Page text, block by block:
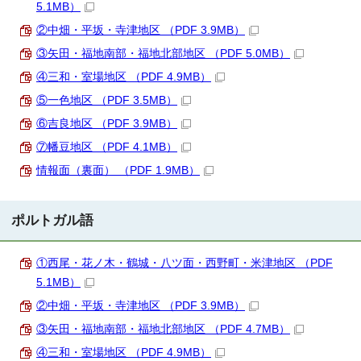
5.1MB）
②中畑・平坂・寺津地区 （PDF 3.9MB）
③矢田・福地南部・福地北部地区 （PDF 5.0MB）
④三和・室場地区 （PDF 4.9MB）
⑤一色地区 （PDF 3.5MB）
⑥吉良地区 （PDF 3.9MB）
⑦幡豆地区 （PDF 4.1MB）
情報面（裏面） （PDF 1.9MB）
ポルトガル語
①西尾・花ノ木・鶴城・八ツ面・西野町・米津地区 （PDF
5.1MB）
②中畑・平坂・寺津地区 （PDF 3.9MB）
③矢田・福地南部・福地北部地区 （PDF 4.7MB）
④三和・室場地区 （PDF 4.9MB）